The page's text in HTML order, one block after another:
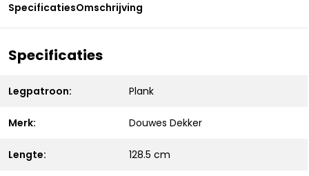
SpecificatiesOmschrijving
Specificaties
Legpatroon: Plank
Merk: Douwes Dekker
Lengte: 128.5 cm